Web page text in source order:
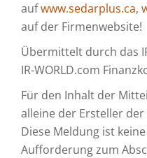
aufwww.sedarplus.ca,
auf der Firmenwebsite!
Übermittelt durch das
IR-WORLD.com
Für den Inhalt der
alleine der Ersteller
Diese Meldung ist
Aufforderung zum